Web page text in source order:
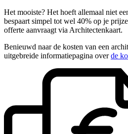
Het mooiste? Het hoeft allemaal niet
bespaart simpel tot wel 40% op je
offerte aanvraagt via Architectenkaart.
Benieuwd naar de kosten van een
uitgebreide informatiepagina overde